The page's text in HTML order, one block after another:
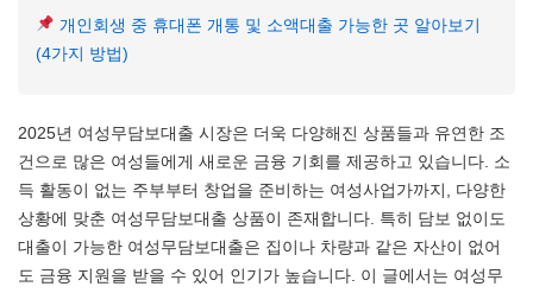
개인회생 중 휴대폰 개통 및 소액대출 가능한 곳 알아보기
(4가지 방법)
2025년 여성무담보대출 시장은 더욱 다양해진 상품들과 유연한 조
건으로 많은 여성들에게 새로운 금융 기회를 제공하고 있습니다. 소
득 활동이 없는 주부부터 창업을 준비하는 여성사업가까지, 다양한
상황에 맞춘 여성무담보대출 상품이 존재합니다. 특히 담보 없이도
대출이 가능한 여성무담보대출은 집이나 차량과 같은 자산이 없어
도 금융 지원을 받을 수 있어 인기가 높습니다. 이 글에서는 여성무